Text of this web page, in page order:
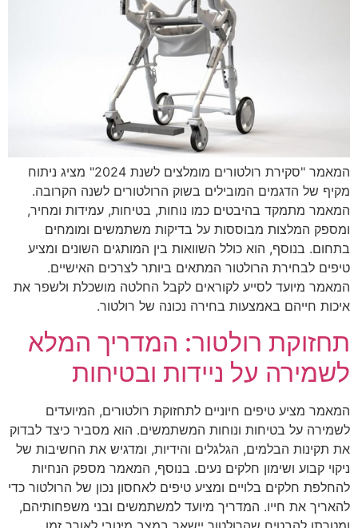
המאמר "סקירת רולטורים מומלצים לשנת 2024" מציג ניתוח
מקיף של הדגמים המובילים בשוק הרולטורים לשנה הקרובה.
המאמר מתמקד בהיבטים כמו נוחות, בטיחות, עמידות ומחיר,
ומספק המלצות מבוססות על בדיקות משתמשים ומומחים
בתחום. בנוסף, הוא כולל השוואות בין המותגים השונים ומציע
טיפים לבחירת הרולטור המתאים ביותר לצרכים האישיים.
המאמר מיועד לסייע לקוראים לקבל החלטה מושכלת ולשפר את
איכות חייהם באמצעות בחירה נכונה של רולטור.
תחזוקת רולטור: המדריך המלא
לשמירה על ניידות ובטיחות
המאמר מציע טיפים חיוניים לתחזוקת רולטורים, המיועדים
לשמירה על בטיחות ונוחות המשתמשים. הוא מסביר כיצד לבדוק
את תקינות הבלמים, הגלגלים והידיות, ומדגיש את החשיבות של
ניקוי קבוע ושימון חלקים נעים. בנוסף, המאמר מספק הנחיות
להחלפת חלקים בלויים ומציע טיפים לאחסון נכון של הרולטור כדי
להאריך את חייו. המדריך מיועד למשתמשים ובני משפחותיהם,